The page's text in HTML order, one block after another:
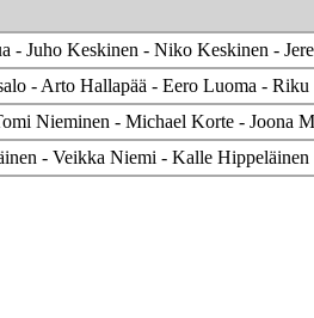
- Juho Keskinen - Niko Keskinen -
- Arto Hallapää - Eero Luoma - Riku
Nieminen - Michael Korte - Joona
- Veikka Niemi - Kalle